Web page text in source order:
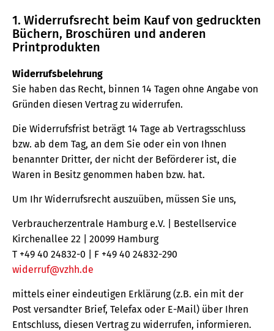
1. Widerrufsrecht beim Kauf von gedruckten
Büchern, Broschüren und anderen
Printprodukten
Widerrufsbelehrung
Sie haben das Recht, binnen 14 Tagen ohne Angabe von
Gründen diesen Vertrag zu widerrufen.
Die Widerrufsfrist beträgt 14 Tage ab Vertragsschluss
bzw. ab dem Tag, an dem Sie oder ein von Ihnen
benannter Dritter, der nicht der Beförderer ist, die
Waren in Besitz genommen haben bzw. hat.
Um Ihr Widerrufsrecht auszuüben, müssen Sie uns,
Verbraucherzentrale Hamburg e.V. | Bestellservice
Kirchenallee 22 | 20099 Hamburg
T +49 40 24832-0 | F +49 40 24832-290
widerruf@vzhh.de
mittels einer eindeutigen Erklärung (z.B. ein mit der
Post versandter Brief, Telefax oder E-Mail) über Ihren
Entschluss, diesen Vertrag zu widerrufen, informieren.